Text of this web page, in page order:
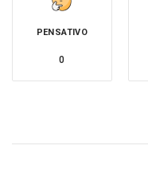
PENSATIVO
0